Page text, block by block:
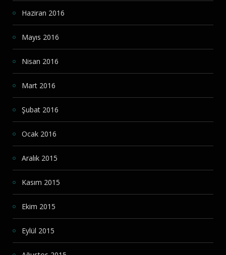
Haziran 2016
Mayıs 2016
Nisan 2016
Mart 2016
Şubat 2016
Ocak 2016
Aralık 2015
Kasım 2015
Ekim 2015
Eylül 2015